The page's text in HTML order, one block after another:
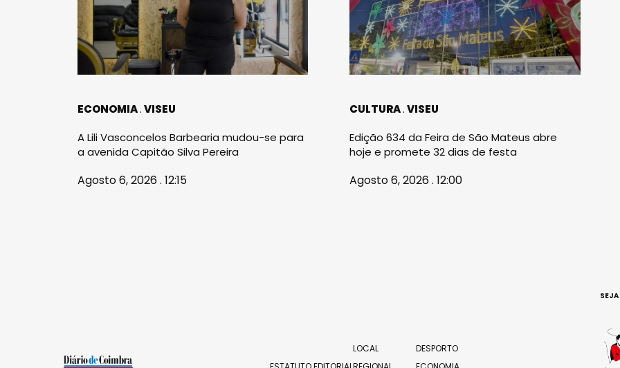
ECONOMIA VISEU
A Lili Vasconcelos Barbearia mudou-se para
a avenida Capitão Silva Pereira
Agosto 6, 2026 . 12:15
CULTURA VISEU
Edição 634 da Feira de São Mateus abre
hoje e promete 32 dias de festa
Agosto 6, 2026 . 12:00
LOCAL
DESPORTO